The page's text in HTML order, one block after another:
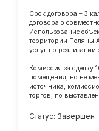
Срок договора – 3
договора о
Использование
территории Поляны
услуг по реализации
Комиссия за сделку
помещения, но не
источника,
торгов, по
Статус: Завершен